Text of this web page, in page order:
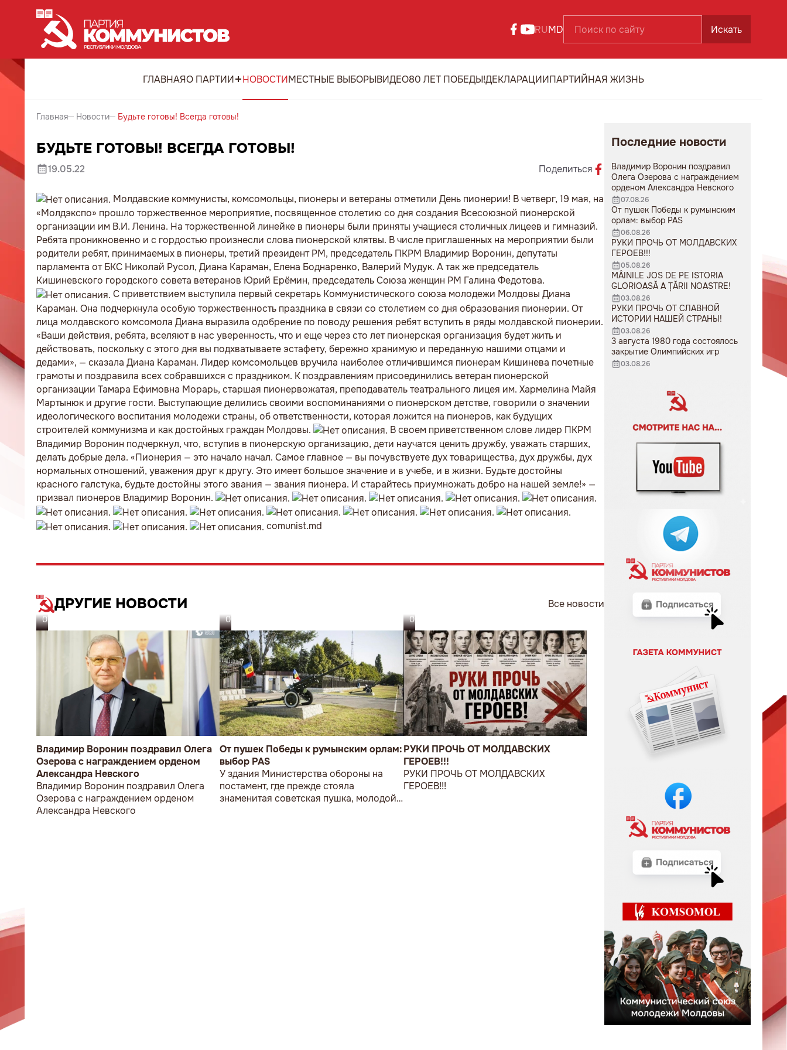
RUMD Искать
ГЛАВНАЯО ПАРТИИ НОВОСТИМЕСТНЫЕ ВЫБОРЫВИДЕО80 ЛЕТ ПОБЕДЫ!ДЕКЛАРАЦИИПАРТИЙНАЯ ЖИЗНЬ
Главная Новости Будьте готовы! Всегда готовы!
БУДЬТЕ ГОТОВЫ! ВСЕГДА ГОТОВЫ!
19.05.22 Поделиться
Молдавские коммунисты, комсомольцы, пионеры и ветераны отметили День пионерии! В четверг, 19 мая, на
«Молдэкспо» прошло торжественное мероприятие, посвященное столетию со дня создания Всесоюзной пионерской
организации им В.И. Ленина. На торжественной линейке в пионеры были приняты учащиеся столичных лицеев и гимназий.
Ребята проникновенно и с гордостью произнесли слова пионерской клятвы. В числе приглашенных на мероприятии были
родители ребят, принимаемых в пионеры, третий президент РМ, председатель ПКРМ Владимир Воронин, депутаты
парламента от БКС Николай Русол, Диана Караман, Елена Боднаренко, Валерий Мудук. А так же председатель
Кишиневского городского совета ветеранов Юрий Ерёмин, председатель Союза женщин РМ Галина Федотова.
С приветствием выступила первый секретарь Коммунистического союза молодежи Молдовы Диана
Караман. Она подчеркнула особую торжественность праздника в связи со столетием со дня образования пионерии. От
лица молдавского комсомола Диана выразила одобрение по поводу решения ребят вступить в ряды молдавской пионерии.
«Ваши действия, ребята, вселяют в нас уверенность, что и еще через сто лет пионерская организация будет жить и
действовать, поскольку с этого дня вы подхватываете эстафету, бережно хранимую и переданную нашими отцами и
дедами», — сказала Диана Караман. Лидер комсомольцев вручила наиболее отличившимся пионерам Кишинева почетные
грамоты и поздравила всех собравшихся с праздником. К поздравлениям присоединились ветеран пионерской
организации Тамара Ефимовна Морарь, старшая пионервожатая, преподаватель театрального лицея им. Хармелина Майя
Мартынюк и другие гости. Выступающие делились своими воспоминаниями о пионерском детстве, говорили о значении
идеологического воспитания молодежи страны, об ответственности, которая ложится на пионеров, как будущих
строителей коммунизма и как достойных граждан Молдовы.
В своем приветственном слове лидер ПКРМ
Владимир Воронин подчеркнул, что, вступив в пионерскую организацию, дети научатся ценить дружбу, уважать старших,
делать добрые дела. «Пионерия — это начало начал. Самое главное — вы почувствуете дух товарищества, дух дружбы, дух
нормальных отношений, уважения друг к другу. Это имеет большое значение и в учебе, и в жизни. Будьте достойны
красного галстука, будьте достойны этого звания — звания пионера. И старайтесь приумножать добро на нашей земле!» —
призвал пионеров Владимир Воронин.
comunist.md
ДРУГИЕ НОВОСТИ Все новости
07.08.26
Владимир Воронин поздравил Олега
Озерова с награждением орденом
Александра Невского
Владимир Воронин поздравил Олега
Озерова с награждением орденом
Александра Невского
06.08.26
От пушек Победы к румынским орлам:
выбор PAS
У здания Министерства обороны на
постамент, где прежде стояла
знаменитая советская пушка, молодой
05.08.26
РУКИ ПРОЧЬ ОТ МОЛДАВСКИХ
ГЕРОЕВ!!!
РУКИ ПРОЧЬ ОТ МОЛДАВСКИХ
ГЕРОЕВ!!!
Последние новости
Владимир Воронин поздравил
Олега Озерова с награждением
орденом Александра Невского
07.08.26
От пушек Победы к румынским
орлам: выбор PAS
06.08.26
РУКИ ПРОЧЬ ОТ МОЛДАВСКИХ
ГЕРОЕВ!!!
05.08.26
MÂINILE JOS DE PE ISTORIA
GLORIOASĂ A ȚĂRII NOASTRE!
03.08.26
РУКИ ПРОЧЬ ОТ СЛАВНОЙ
ИСТОРИИ НАШЕЙ СТРАНЫ!
03.08.26
3 августа 1980 года состоялось
закрытие Олимпийских игр
03.08.26